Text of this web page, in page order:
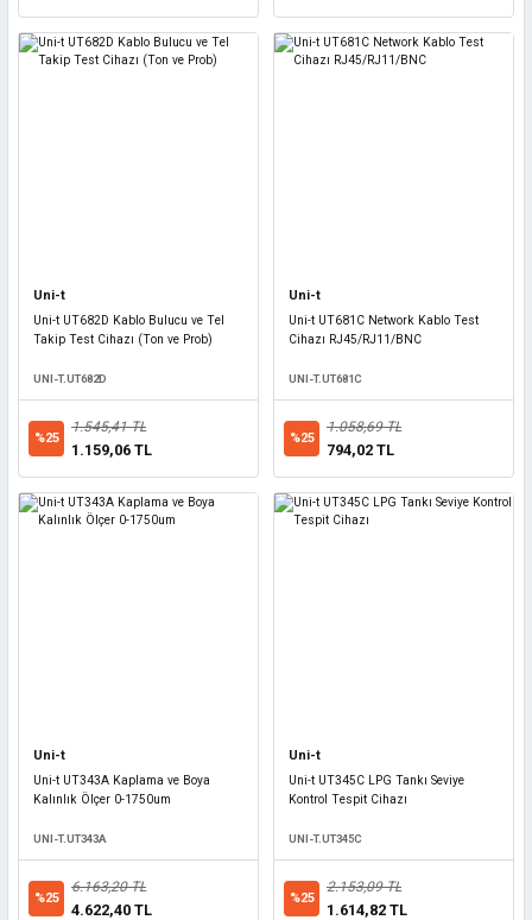
Uni-t
Uni-t UT682D Kablo Bulucu ve Tel
Takip Test Cihazı (Ton ve Prob)
UNI-T.UT682D
%25
1.545,41 TL
1.159,06 TL
Uni-t
Uni-t UT681C Network Kablo Test
Cihazı RJ45/RJ11/BNC
UNI-T.UT681C
%25
1.058,69 TL
794,02 TL
Uni-t
Uni-t UT343A Kaplama ve Boya
Kalınlık Ölçer 0-1750um
UNI-T.UT343A
%25
6.163,20 TL
4.622,40 TL
Uni-t
Uni-t UT345C LPG Tankı Seviye
Kontrol Tespit Cihazı
UNI-T.UT345C
%25
2.153,09 TL
1.614,82 TL